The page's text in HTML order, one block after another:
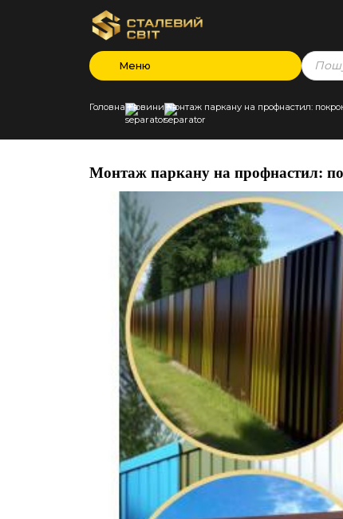
Меню
search
Головна Новини Монтаж паркану на профнастил:
Монтаж паркану на профнастил: